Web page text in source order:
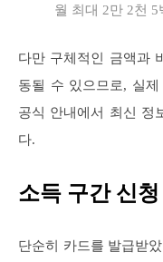
월 최대 2만 2천 5
다만 구체적인 금액과
동될 수 있으므로, 실
공식 안내에서 최신 정
다.
소득 구간 신
단순히 카드를 발급받